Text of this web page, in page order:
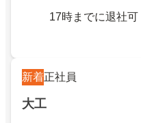
17時までに退社可
新着正社員
大工